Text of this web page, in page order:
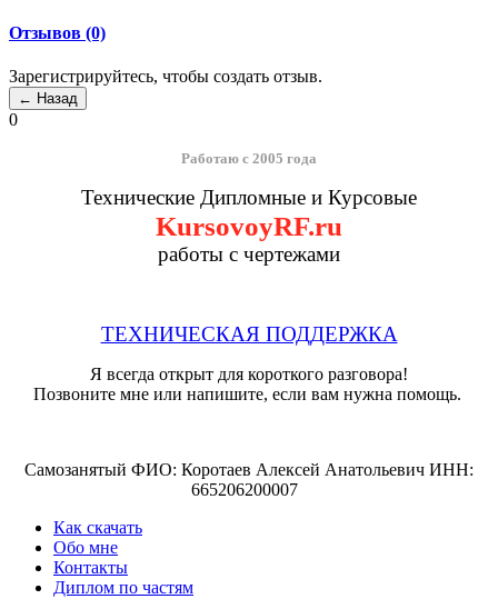
Отзывов (0)
Зарегистрируйтесь, чтобы создать отзыв.
0
Работаю с 2005 года
Технические Дипломные и Курсовые
KursovoyRF.ru
работы с чертежами
ТЕХНИЧЕСКАЯ ПОДДЕРЖКА
Я всегда открыт для короткого разговора!
Позвоните мне или напишите, если вам нужна помощь.
Самозанятый ФИО: Коротаев Алексей Анатольевич ИНН:
665206200007
Как скачать
Обо мне
Контакты
Диплом по частям